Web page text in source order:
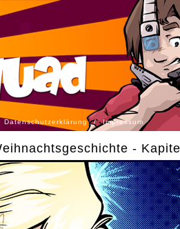
Datenschutzerklärung / Impressum
-